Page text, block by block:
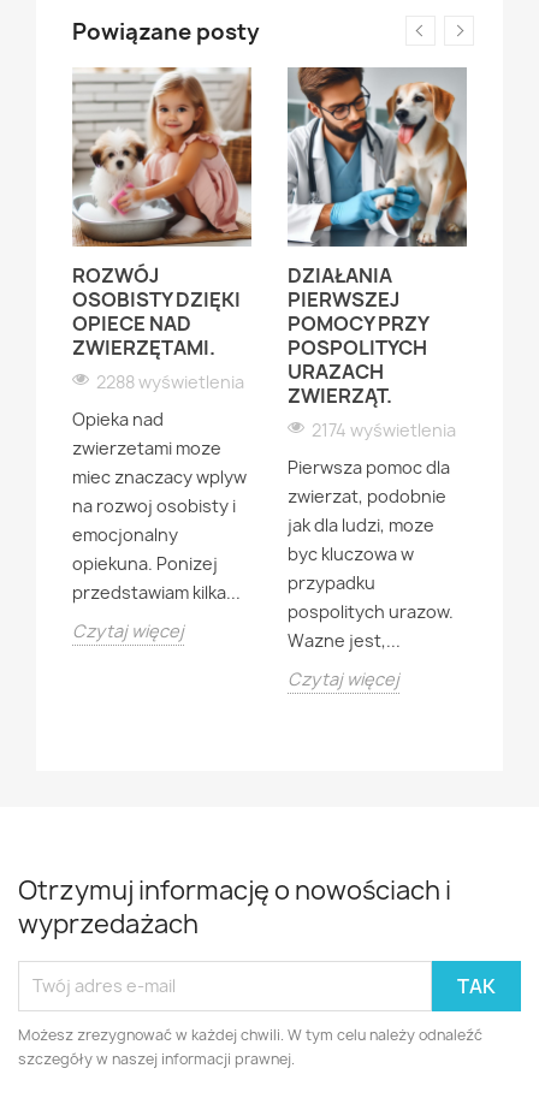
Powiązane posty
ROZWÓJ
OSOBISTY DZIĘKI
OPIECE NAD
ZWIERZĘTAMI.
2288 wyświetlenia
Opieka nad
zwierzetami moze
miec znaczacy wplyw
na rozwoj osobisty i
emocjonalny
opiekuna. Ponizej
przedstawiam kilka...
Czytaj więcej
DZIAŁANIA
PIERWSZEJ
POMOCY PRZY
POSPOLITYCH
URAZACH
ZWIERZĄT.
2174 wyświetlenia
Pierwsza pomoc dla
zwierzat, podobnie
jak dla ludzi, moze
byc kluczowa w
przypadku
pospolitych urazow.
Wazne jest,...
Czytaj więcej
Otrzymuj informację o nowościach i
wyprzedażach
Możesz zrezygnować w każdej chwili. W tym celu należy odnaleźć
szczegóły w naszej informacji prawnej.